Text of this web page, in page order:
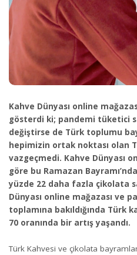
Kahve Dünyası online
gösterdi ki; pandemi tüketici
değiştirse de Türk toplumu
hepimizin ortak noktası olan
vazgeçmedi. Kahve Dünyası
göre bu Ramazan
yüzde 22 daha fazla çikolata
Dünyası online mağazası ve
toplamına bakıldığında Türk
70 oranında bir artış yaşandı.
Türk Kahvesi ve çikolata